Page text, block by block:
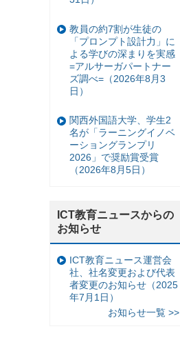
教員の約7割が生徒の
「プロンプト設計力」に
よる学びの深まりを実感
=アルサーガパートナー
ズ調べ=（2026年8月3
日）
関西外国語大学、学生2
名が「ラーニングイノベ
ーショングランプリ
2026」で奨励賞受賞
（2026年8月5日）
ICT教育ニュースからの
お知らせ
ICT教育ニュース運営会
社、社名変更および代表
者変更のお知らせ（2025
年7月1日）
お知らせ一覧 >>